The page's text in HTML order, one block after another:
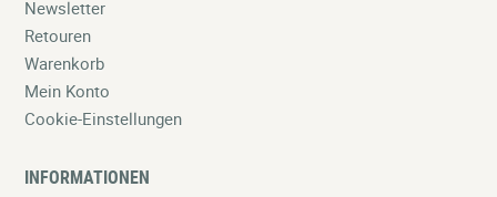
Newsletter
Retouren
Warenkorb
Mein Konto
Cookie-Einstellungen
INFORMATIONEN